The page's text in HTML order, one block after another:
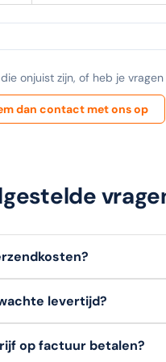
onjuist zijn, of heb je
dan contact met ons op
€100 (excl. BTW)
. Voor
geldt een standaard
levertijd?
werkdagal in huis.
op factuur betalen?